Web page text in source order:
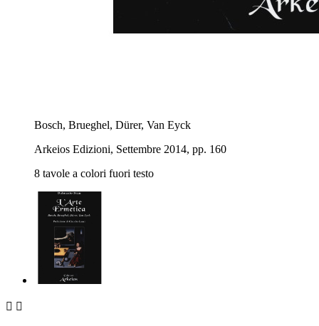
Bosch, Brueghel, Dürer, Van Eyck
Arkeios Edizioni, Settembre 2014, pp. 160
8 tavole a colori fuori testo
 